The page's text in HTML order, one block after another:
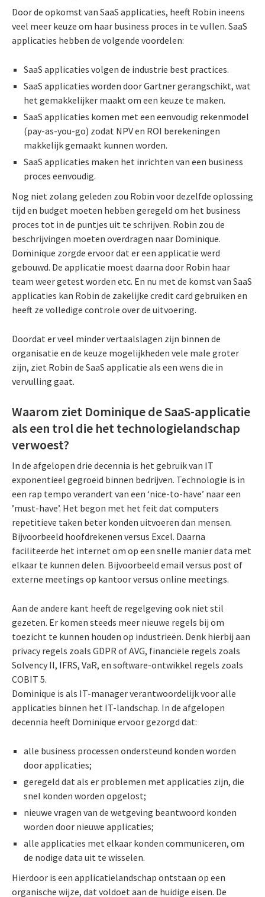
Door de opkomst van SaaS applicaties, heeft Robin ineens
veel meer keuze om haar business proces in te vullen. SaaS
applicaties hebben de volgende voordelen:
SaaS applicaties volgen de industrie best practices.
SaaS applicaties worden door Gartner gerangschikt, wat
het gemakkelijker maakt om een keuze te maken.
SaaS applicaties komen met een eenvoudig rekenmodel
(pay-as-you-go) zodat NPV en ROI berekeningen
makkelijk gemaakt kunnen worden.
SaaS applicaties maken het inrichten van een business
proces eenvoudig.
Nog niet zolang geleden zou Robin voor dezelfde oplossing
tijd en budget moeten hebben geregeld om het business
proces tot in de puntjes uit te schrijven. Robin zou de
beschrijvingen moeten overdragen naar Dominique.
Dominique zorgde ervoor dat er een applicatie werd
gebouwd. De applicatie moest daarna door Robin haar
team weer getest worden etc. En nu met de komst van SaaS
applicaties kan Robin de zakelijke credit card gebruiken en
heeft ze volledige controle over de uitvoering.
Doordat er veel minder vertaalslagen zijn binnen de
organisatie en de keuze mogelijkheden vele male groter
zijn, ziet Robin de SaaS applicatie als een wens die in
vervulling gaat.
Waarom ziet Dominique de SaaS-applicatie
als een trol die het technologielandschap
verwoest?
In de afgelopen drie decennia is het gebruik van IT
exponentieel gegroeid binnen bedrijven. Technologie is in
een rap tempo verandert van een ‘nice-to-have’ naar een
’must-have’. Het begon met het feit dat computers
repetitieve taken beter konden uitvoeren dan mensen.
Bijvoorbeeld hoofdrekenen versus Excel. Daarna
faciliteerde het internet om op een snelle manier data met
elkaar te kunnen delen. Bijvoorbeeld email versus post of
externe meetings op kantoor versus online meetings.
Aan de andere kant heeft de regelgeving ook niet stil
gezeten. Er komen steeds meer nieuwe regels bij om
toezicht te kunnen houden op industrieën. Denk hierbij aan
privacy regels zoals GDPR of AVG, financiële regels zoals
Solvency II, IFRS, VaR, en software-ontwikkel regels zoals
COBIT 5.
Dominique is als IT-manager verantwoordelijk voor alle
applicaties binnen het IT-landschap. In de afgelopen
decennia heeft Dominique ervoor gezorgd dat:
alle business processen ondersteund konden worden
door applicaties;
geregeld dat als er problemen met applicaties zijn, die
snel konden worden opgelost;
nieuwe vragen van de wetgeving beantwoord konden
worden door nieuwe applicaties;
alle applicaties met elkaar konden communiceren, om
de nodige data uit te wisselen.
Hierdoor is een applicatielandschap ontstaan op een
organische wijze, dat voldoet aan de huidige eisen. De